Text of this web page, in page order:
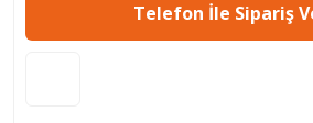
Telefon İle Sipariş